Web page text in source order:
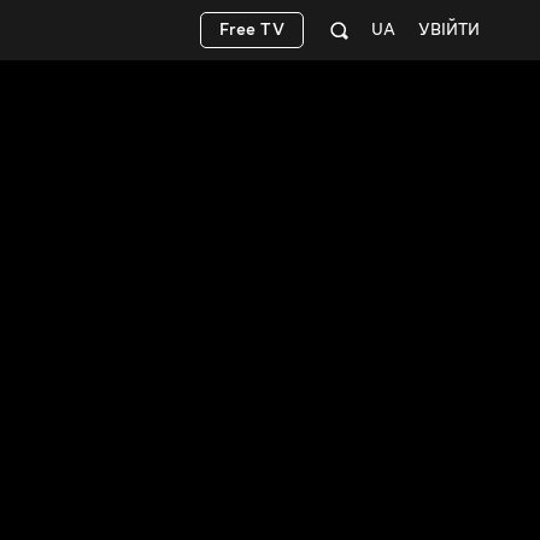
УВІЙТИ
UA
Free TV